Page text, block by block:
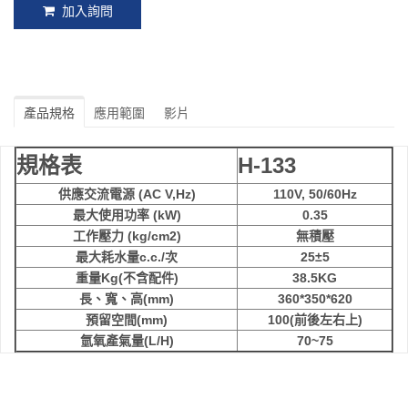
加入詢問
產品規格 應用範圍 影片
規格表 H-133
供應交流電源 (AC V,Hz)
110V, 50/60Hz
最大使用功率 (kW)
0.35
工作壓力 (kg/cm2)
無積壓
最大耗水量c.c./次
25±5
重量Kg(不含配件)
38.5KG
長、寬、高(mm)
360*350*620
預留空間(mm)
100(前後左右上)
氫氧產氣量(L/H)
70~75